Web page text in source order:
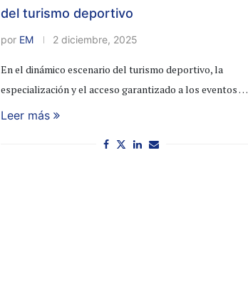
del turismo deportivo
por EM 2 diciembre, 2025
En el dinámico escenario del turismo deportivo, la
especialización y el acceso garantizado a los eventos …
Leer más